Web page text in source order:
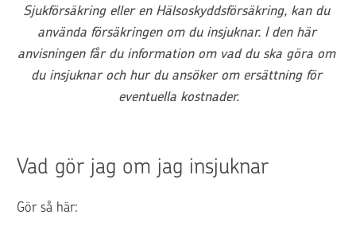
Sjukförsäkring eller en Hälsoskyddsförsäkring, kan du
använda försäkringen om du insjuknar. I den här
anvisningen får du information om vad du ska göra om
du insjuknar och hur du ansöker om ersättning för
eventuella kostnader.
Vad gör jag om jag insjuknar
Gör så här: